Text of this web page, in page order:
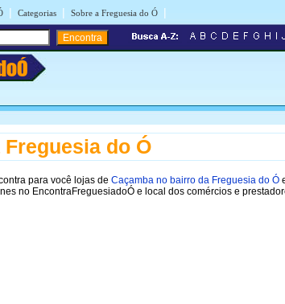
| Categorias | Sobre a Freguesia do Ó |
do Ó
para você lojas de Caçamba no bairro da Freguesia do Ó
no EncontraFreguesiadoÓ e local dos comércios e